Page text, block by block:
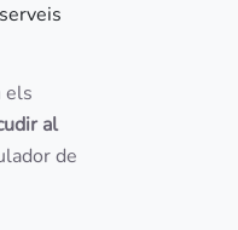
els
al
de